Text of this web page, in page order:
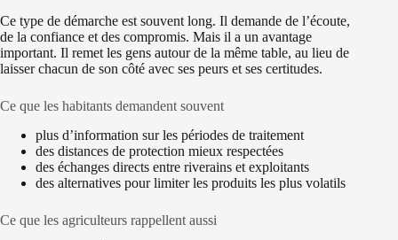
Ce type de démarche est souvent long. Il demande de l’écoute,
de la confiance et des compromis. Mais il a un avantage
important. Il remet les gens autour de la même table, au lieu de
laisser chacun de son côté avec ses peurs et ses certitudes.
Ce que les habitants demandent souvent
plus d’information sur les périodes de traitement
des distances de protection mieux respectées
des échanges directs entre riverains et exploitants
des alternatives pour limiter les produits les plus volatils
Ce que les agriculteurs rappellent aussi